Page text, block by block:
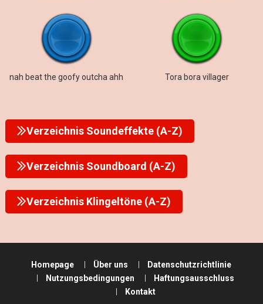
nah beat the goofy outcha ahh Tora bora villager
Verzeichnis Soundeffekte (A-Z)
Verzeichnis Soundboard (A-Z)
Verzeichnis Klingeltöne (A-Z)
Homepage Über uns
Datenschutzrichtlinie
Nutzungsbedingungen
Haftungsausschluss
Kontakt